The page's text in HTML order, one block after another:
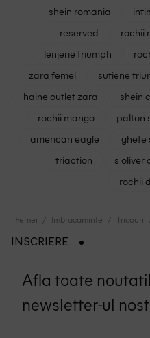
shein romania
reserved
rochii
lenjerie triumph
zara femei
sutiene
haine outlet zara
shein
rochii mango
palton
american eagle
ghete
triaction
s oliver
rochii
Femei Imbracaminte Tricouri
INSCRIERE
Afla toate
newsletter-ul